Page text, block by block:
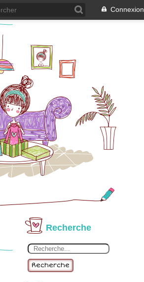
Connexion
Recherche
Recherche